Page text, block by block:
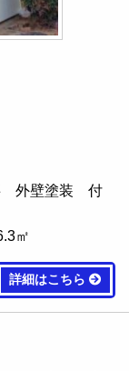
外壁塗装 付
㎡
詳細はこちら